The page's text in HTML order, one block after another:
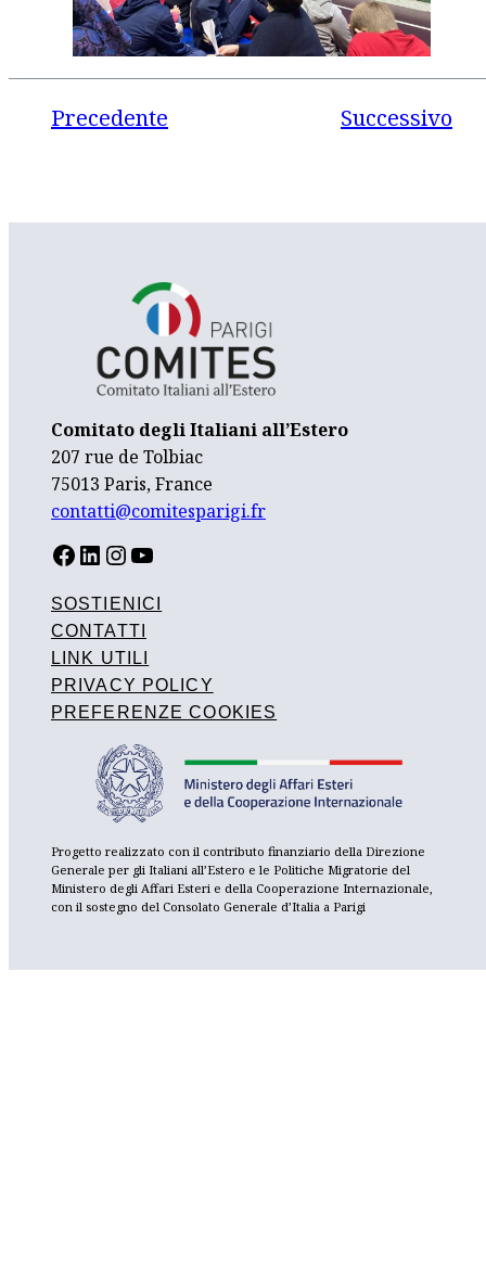
Precedente Successivo
Comitato degli Italiani all’Estero
207 rue de Tolbiac
75013 Paris, France
contatti@comitesparigi.fr
FACEBOOK LINKEDIN INSTAGRAM YOUTUBE
SOSTIENICI
CONTATTI
LINK UTILI
PRIVACY POLICY
PREFERENZE COOKIES
Progetto realizzato con il contributo finanziario della Direzione
Generale per gli Italiani all’Estero e le Politiche Migratorie del
Ministero degli Affari Esteri e della Cooperazione Internazionale,
con il sostegno del Consolato Generale d’Italia a Parigi